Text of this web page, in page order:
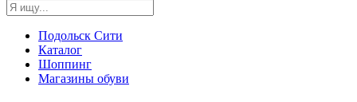
Подольск Сити
Каталог
Шоппинг
Магазины обуви